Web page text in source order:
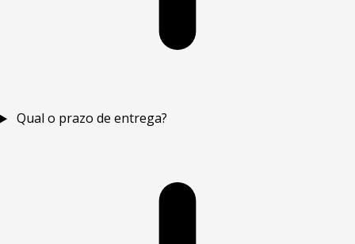
Qual o prazo de entrega?